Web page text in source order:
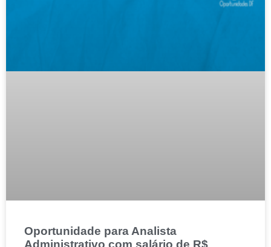
Oportunidade para Analista
Administrativo com salário de R$